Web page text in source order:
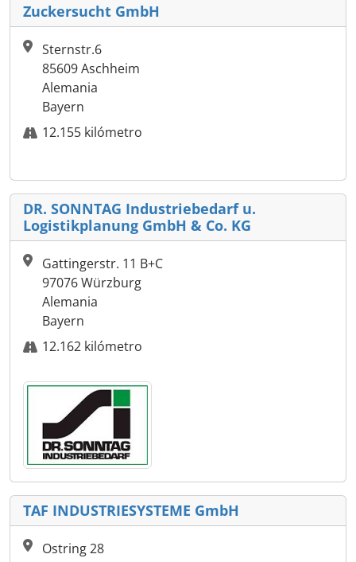
Zuckersucht GmbH
Sternstr.6
85609 Aschheim
Alemania
Bayern
12.155 kilómetro
DR. SONNTAG Industriebedarf u.
Logistikplanung GmbH & Co. KG
Gattingerstr. 11 B+C
97076 Würzburg
Alemania
Bayern
12.162 kilómetro
TAF INDUSTRIESYSTEME GmbH
Ostring 28